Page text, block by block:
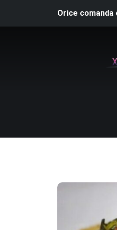
Orice comanda